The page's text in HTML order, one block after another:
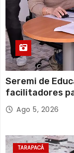
Seremi de
facilitadores
Escolar 2027
Ago 5, 2026
TARAPACÁ